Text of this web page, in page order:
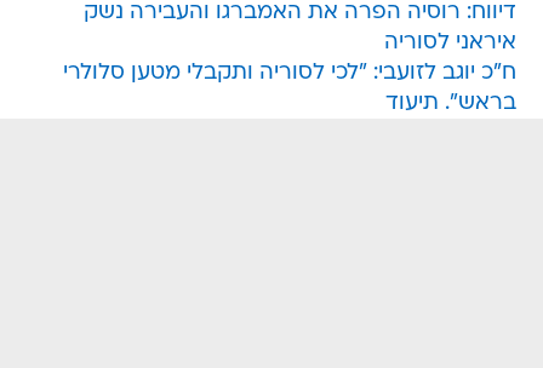
דיווח: רוסיה הפרה את האמברגו והעבירה נשק
איראני לסוריה
ח"כ יוגב לזועבי: "לכי לסוריה ותקבלי מטען סלולרי
בראש". תיעוד